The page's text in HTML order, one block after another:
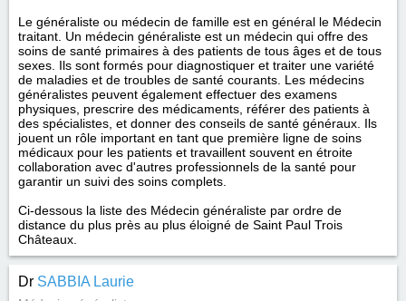
Le généraliste ou médecin de famille est en général le Médecin
traitant. Un médecin généraliste est un médecin qui offre des
soins de santé primaires à des patients de tous âges et de tous
sexes. Ils sont formés pour diagnostiquer et traiter une variété
de maladies et de troubles de santé courants. Les médecins
généralistes peuvent également effectuer des examens
physiques, prescrire des médicaments, référer des patients à
des spécialistes, et donner des conseils de santé généraux. Ils
jouent un rôle important en tant que première ligne de soins
médicaux pour les patients et travaillent souvent en étroite
collaboration avec d'autres professionnels de la santé pour
garantir un suivi des soins complets.
Ci-dessous la liste des Médecin généraliste par ordre de
distance du plus près au plus éloigné de Saint Paul Trois
Châteaux.
Dr SABBIA Laurie